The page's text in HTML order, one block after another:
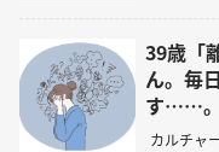
39歳「
ん。毎
す……。
を軽く
カルチャ